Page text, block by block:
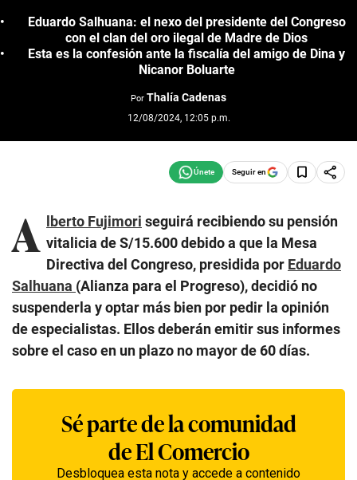
Eduardo Salhuana: el nexo del presidente del Congreso
con el clan del oro ilegal de Madre de Dios
Esta es la confesión ante la fiscalía del amigo de Dina y
Nicanor Boluarte
Por Thalía Cadenas
12/08/2024, 12:05 p.m.
Seguir en
A lberto Fujimori seguirá recibiendo su pensión
vitalicia de S/15.600 debido a que la Mesa
Directiva del Congreso, presidida por Eduardo
Salhuana (Alianza para el Progreso), decidió no
suspenderla y optar más bien por pedir la opinión
de especialistas. Ellos deberán emitir sus informes
sobre el caso en un plazo no mayor de 60 días.